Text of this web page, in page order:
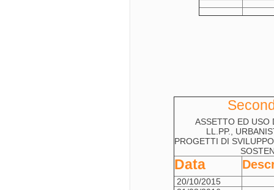
ASSETTO ED USO
LL.PP.,
PROGETTI DI
Data
20/10/2015